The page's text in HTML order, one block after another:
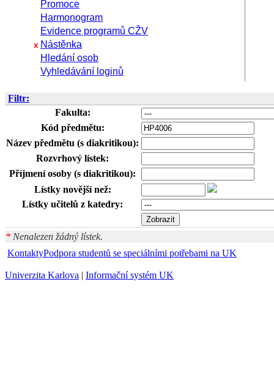
Promoce
Harmonogram
Evidence programů CŽV
x Nástěnka
Hledání osob
Vyhledávání loginů
Filtr:
Fakulta:
Kód předmětu:
Název předmětu (s diakritikou):
Rozvrhový lístek:
Příjmení osoby (s diakritikou):
Lístky novější než:
Lístky učitelů z katedry:
* Nenalezen žádný lístek.
KontaktyPodpora studentů se speciálními potřebami na UK
Univerzita Karlova | Informační systém UK